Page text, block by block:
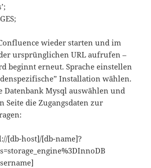
wieder starten und im
ursprünglichen URL aufrufen –
beginnt erneut. Sprache einstellen
Installation wählen.
Datenbank Mysql auswählen und
Seite die Zugangsdaten zur
[db-host]/[db-name]?